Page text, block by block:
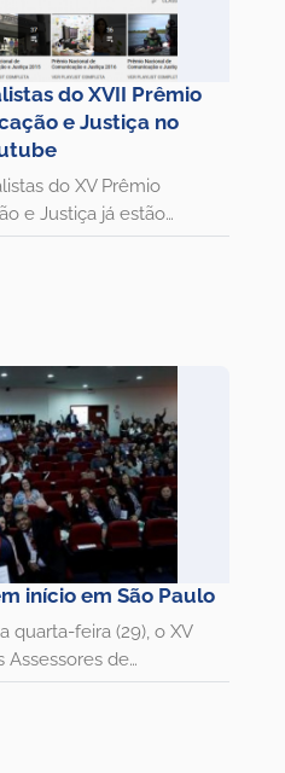
do XVII Prêmio
e Justiça no
do XV Prêmio
e Justiça já estão
início em São Paulo
quarta-feira (29), o XV
Assessores de